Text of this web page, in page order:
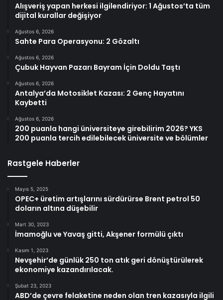
Alışveriş yapan herkesi ilgilendiriyor: 1 Ağustos’ta tüm
dijital kurallar değişiyor
Ağustos 6, 2026
Sahte Para Operasyonu: 2 Gözaltı
Ağustos 6, 2026
Çubuk Hayvan Pazarı Bayram İçin Doldu Taştı
Ağustos 6, 2026
Antalya’da Motosiklet Kazası: 2 Genç Hayatını
Kaybetti
Ağustos 6, 2026
200 puanla hangi üniversiteye girebilirim 2026? YKS
200 puanla tercih edilebilecek üniversite ve bölümler
Rastgele Haberler
Mayıs 5, 2025
OPEC+ üretim artışlarını sürdürürse Brent petrol 50
doların altına düşebilir
Mart 30, 2023
İmamoğlu ve Yavaş gitti, Akşener formülü çıktı
Kasım 1, 2023
Nevşehir’de günlük 250 ton atık geri dönüştürülerek
ekonomiye kazandırılacak.
Şubat 23, 2023
ABD’de çevre felaketine neden olan tren kazasıyla ilgili